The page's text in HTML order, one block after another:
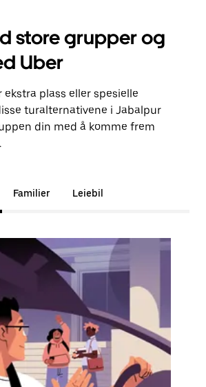
store grupper og
Uber
plass eller spesielle
turalternativene i Jabalpur
din med å komme frem
Familier Leiebil